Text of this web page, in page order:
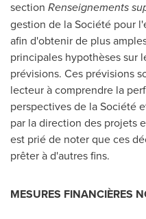
section Renseignements
gestion de la Société pour
afin d'obtenir de plus
principales hypothèses sur
prévisions. Ces prévisions
lecteur à comprendre la
perspectives de la Société
par la direction des projets
est prié de noter que ces
prêter à d'autres fins.
MESURES FINANCIÈRES